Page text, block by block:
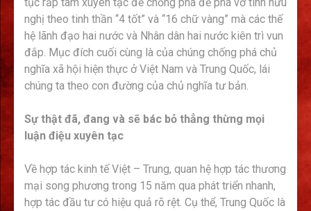
nghị theo tinh thần “4 tốt” và “16 chữ vàng” mà các thế
hệ lãnh đạo hai nước và Nhân dân hai nước kiên trì vun
đắp. Mục đích cuối cùng là của chúng chống phá chủ
nghĩa xã hội hiện thực ở Việt Nam và Trung Quốc, lái
chúng ta theo con đường của chủ nghĩa tư bản.
Sự thật đã, đang và sẽ bác bỏ thẳng thừng mọi
luận điệu xuyên tạc
Về hợp tác kinh tế Việt – Trung, quan hệ hợp tác thương
mại song phương trong 15 năm qua phát triển nhanh,
hợp tác đầu tư có hiệu quả rõ rệt. Cụ thể, Trung Quốc là